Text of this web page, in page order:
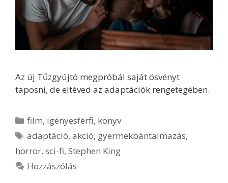
Az új Tűzgyújtó megpróbál saját ösvényt
taposni, de eltéved az adaptációk rengetegében.
Kategória
film, igényesférfi, könyv
Címkék
adaptáció,akció, gyermekbántalmazás,
horror, sci-fi, Stephen King
Hozzászólás